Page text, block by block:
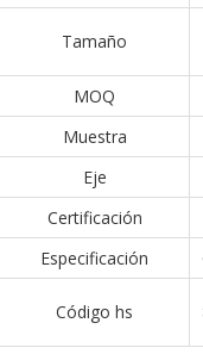
Tamaño
MOQ
Muestra
Eje
Certificación
Especificación
Código hs